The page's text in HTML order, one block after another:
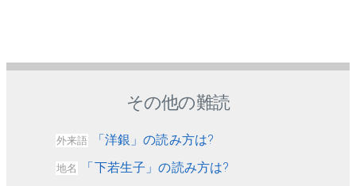
その他の難読
外来語 「洋銀」の読み方は?
地名 「下若生子」の読み方は?